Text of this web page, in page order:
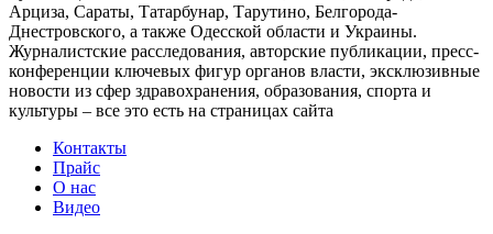
Арциза, Сараты, Татарбунар, Тарутино, Белгорода-
Днестровского, а также Одесской области и Украины.
Журналистские расследования, авторские публикации, пресс-
конференции ключевых фигур органов власти, эксклюзивные
новости из сфер здравохранения, образования, спорта и
культуры – все это есть на страницах сайта
Контакты
Прайс
О нас
Видео